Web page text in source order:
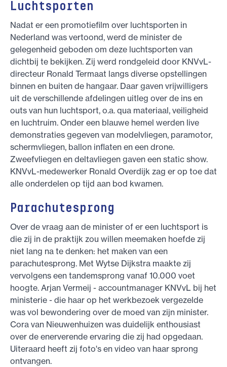
Luchtsporten
Nadat er een promotiefilm over luchtsporten in
Nederland was vertoond, werd de minister de
gelegenheid geboden om deze luchtsporten van
dichtbij te bekijken. Zij werd rondgeleid door KNVvL-
directeur Ronald Termaat langs diverse opstellingen
binnen en buiten de hangaar. Daar gaven vrijwilligers
uit de verschillende afdelingen uitleg over de ins en
outs van hun luchtsport, o.a. qua materiaal, veiligheid
en luchtruim. Onder een blauwe hemel werden live
demonstraties gegeven van modelvliegen, paramotor,
schermvliegen, ballon inflaten en een drone.
Zweefvliegen en deltavliegen gaven een static show.
KNVvL-medewerker Ronald Overdijk zag er op toe dat
alle onderdelen op tijd aan bod kwamen.
Parachutesprong
Over de vraag aan de minister of er een luchtsport is
die zij in de praktijk zou willen meemaken hoefde zij
niet lang na te denken: het maken van een
parachutesprong. Met Wytse Dijkstra maakte zij
vervolgens een tandemsprong vanaf 10.000 voet
hoogte. Arjan Vermeij - accountmanager KNVvL bij het
ministerie - die haar op het werkbezoek vergezelde
was vol bewondering over de moed van zijn minister.
Cora van Nieuwenhuizen was duidelijk enthousiast
over de enerverende ervaring die zij had opgedaan.
Uiteraard heeft zij foto's en video van haar sprong
ontvangen.